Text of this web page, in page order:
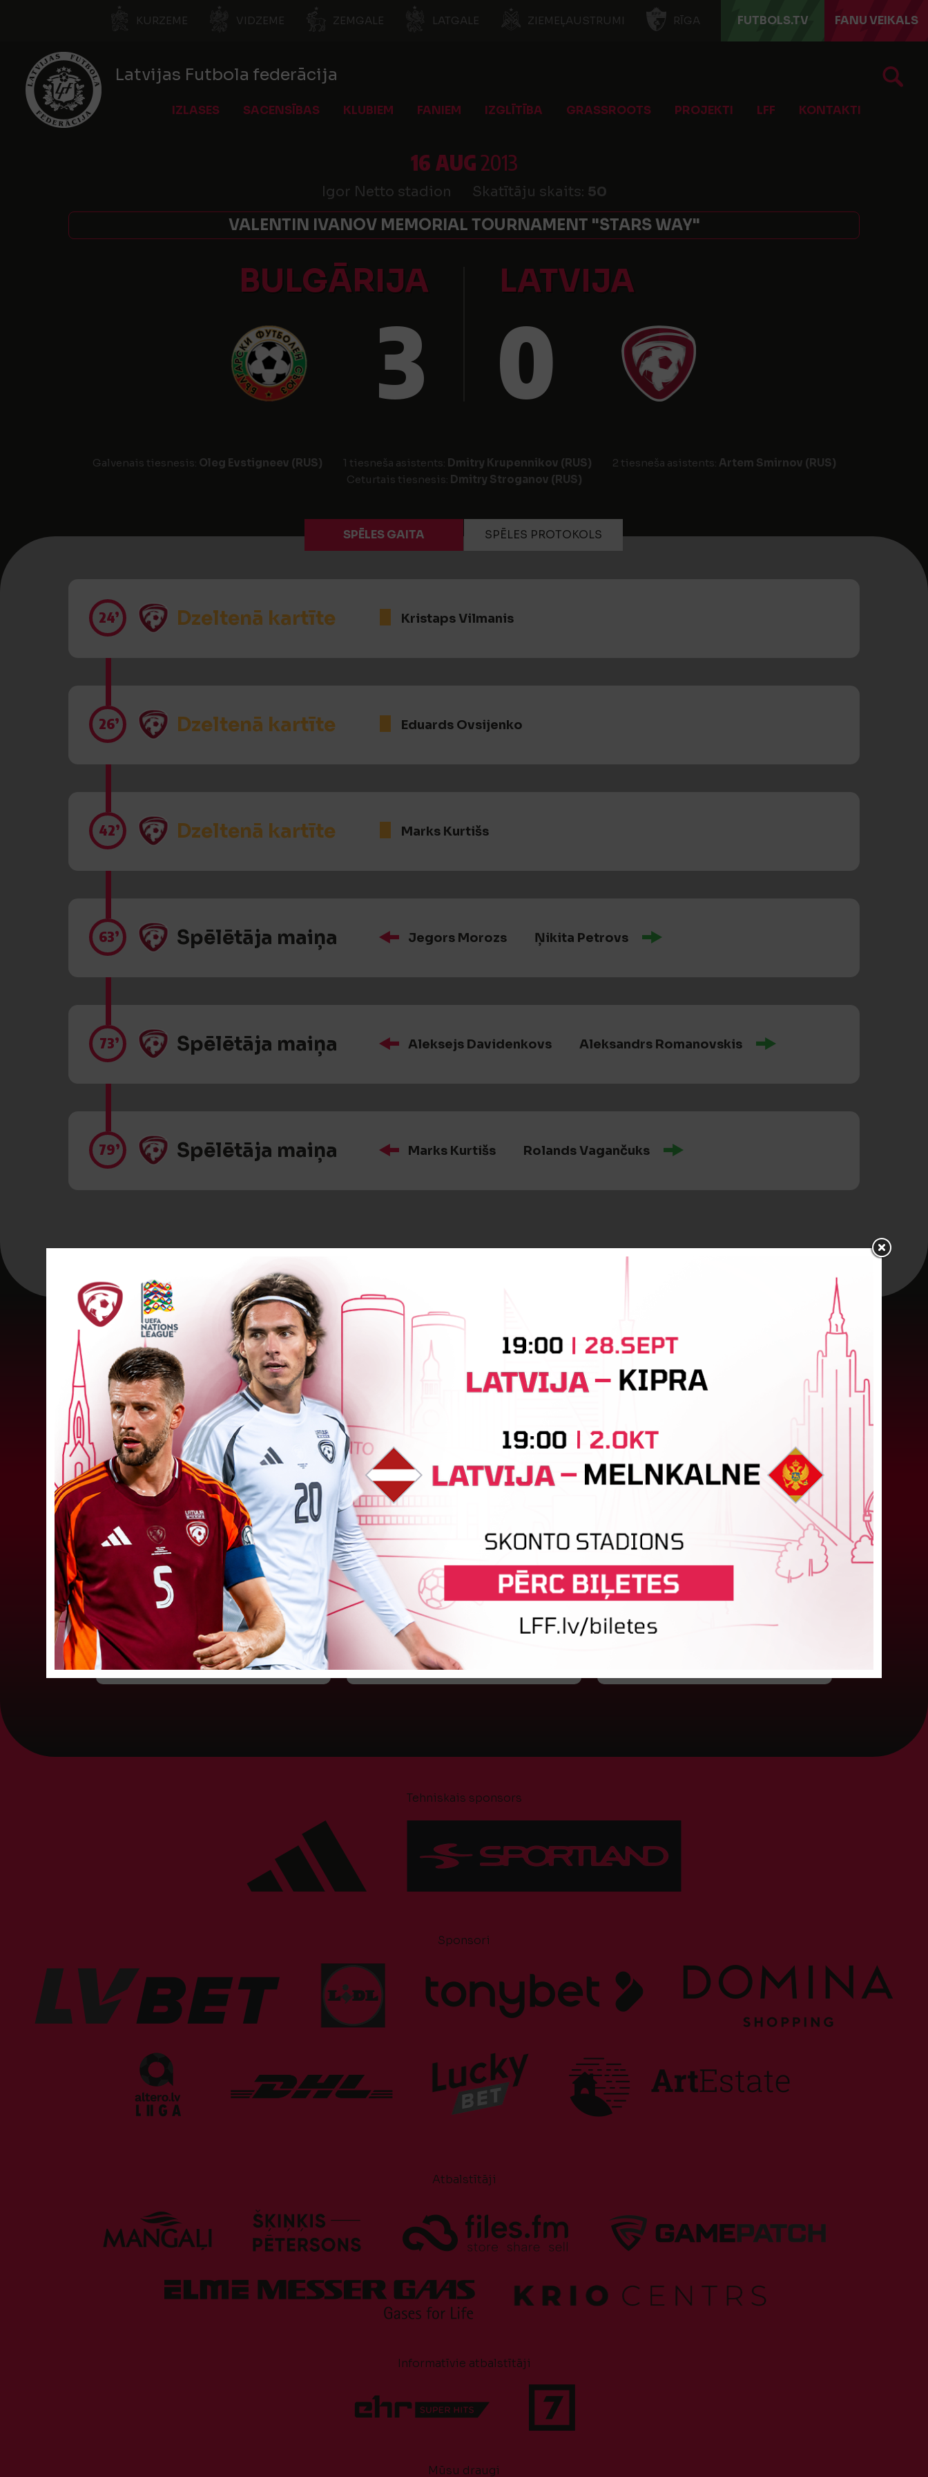
KURZEME VIDZEME ZEMGALE LATGALE ZIEMEĻAUSTRUMI RĪGA FUTBOLS.TV FANU VEIKALS
Latvijas Futbola federācija
IZLASES SACENSĪBAS KLUBIEM FANIEM IZGLĪTĪBA GRASSROOTS PROJEKTI LFF KONTAKTI
16 AUG2013
Igor Netto stadion Skatītāju skaits: 50
VALENTIN IVANOV MEMORIAL TOURNAMENT "STARS WAY"
BULGĀRIJA LATVIJA
3 0
Galvenais tiesnesis: Oleg Evstigneev (RUS) 1 tiesneša asistents: Dmitry Krupennikov (RUS) 2 tiesneša asistents: Artem Smirnov (RUS)
Ceturtais tiesnesis: Dmitry Stroganov (RUS)
SPĒLES GAITA SPĒLES PROTOKOLS
24’ Dzeltenā kartīte Kristaps Vilmanis
26’ Dzeltenā kartīte Eduards Ovsijenko
42’ Dzeltenā kartīte Marks Kurtišs
63’ Spēlētāja maiņa Jegors Morozs Ņikita Petrovs
73’ Spēlētāja maiņa Aleksejs Davidenkovs Aleksandrs Romanovskis
79’ Spēlētāja maiņa Marks Kurtišs Rolands Vagančuks
Jaunākās ziņas
"Riga FC" iegūst handikapu, RFS
būs jāatspēlējas
Ceturtdienas vakarā savas spēles UEFA
Konferences līgas kvalifikācijas trešajā kārtā
aizvadīja divi Latvijas klubi. FC RFS izbraukumā ar
0:2 zaudēja Čehijas "Jablonec"...
06. augusts 2026.
Jūlijā par labāko "LuckyBet" SFL
atzīta Keita Zviedre
Par "LuckyBet" Sieviešu futbola līgas jūnija
labāko spēlētāju atzīta FS "Metta" spēlētāja
Keita Zviedre. Uzvarētāja tika noskaidrota
balsojumā, kurā tika apkopotas...
"Riga FC Women" liek kārtīgi
Latvijas čempions sieviešu futbolā "Riga FC
Women" trešdien aizvadīja UEFA Čempionu līgas
pret "HB Køge". Cīņā pret...
Tehniskais sponsors
Sponsori
Atbalstītāji
Informatīvie atbalstītāji
Mūsu draugi